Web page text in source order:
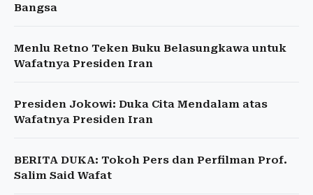
Bangsa
Menlu Retno Teken Buku Belasungkawa untuk
Wafatnya Presiden Iran
Presiden Jokowi: Duka Cita Mendalam atas
Wafatnya Presiden Iran
BERITA DUKA: Tokoh Pers dan Perfilman Prof.
Salim Said Wafat